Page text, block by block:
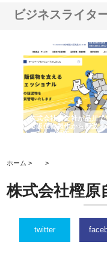
ビジネスライタ
株式会社耕文社が品川で
る販促物製作から配送ま
ストップ対応
ホーム > >
株式会社樫原
twitter